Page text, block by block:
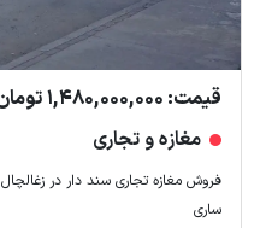
قیمت: 1,480,000,000 تومان
مغازه و تجاری
فروش مغازه تجاری سند دار در زغالچال
ساری